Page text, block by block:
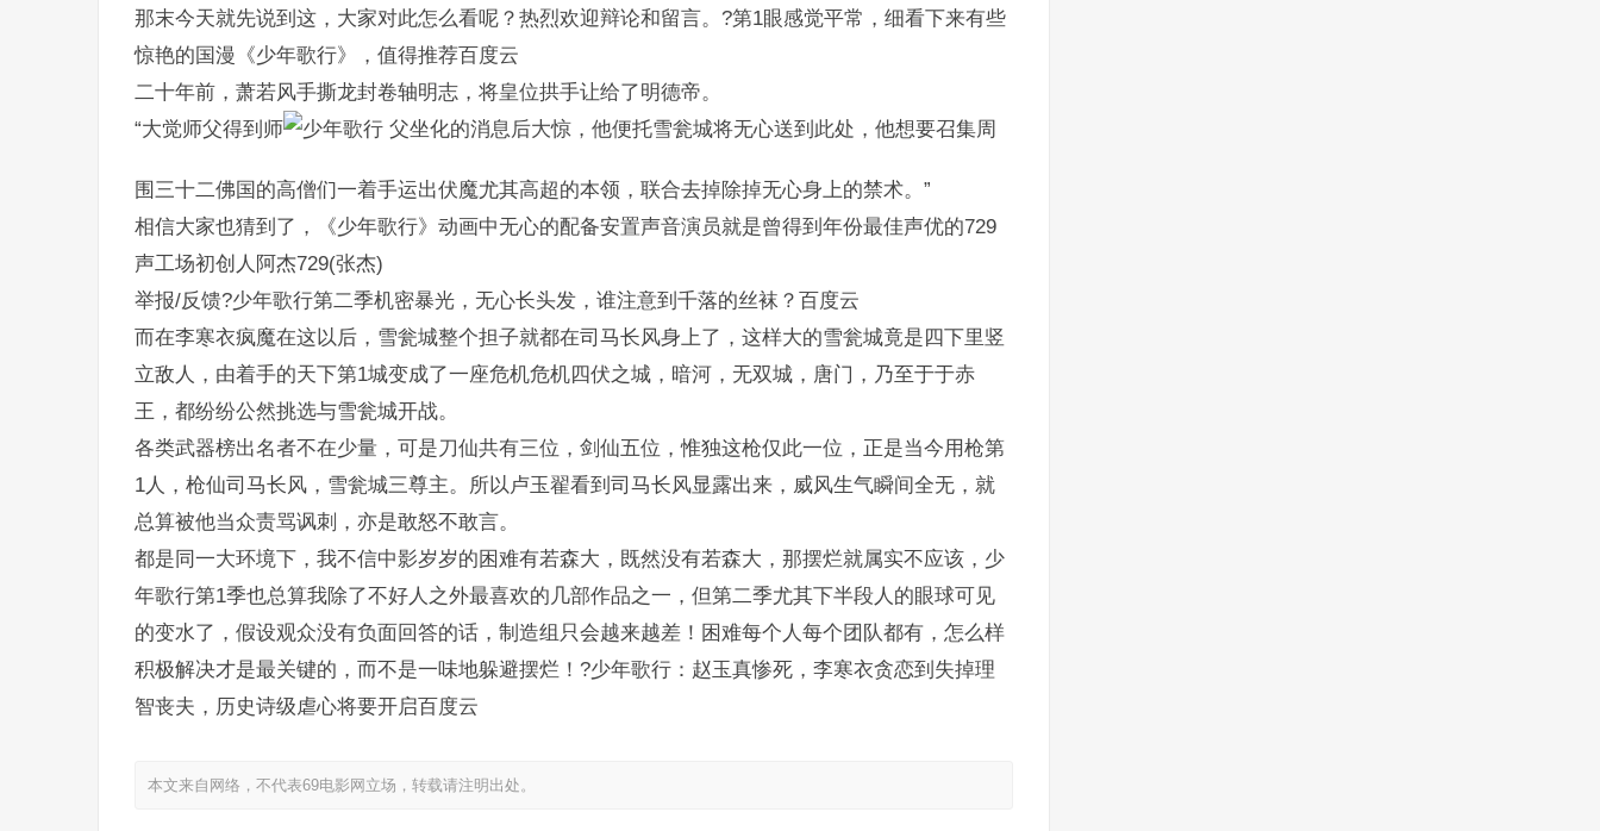
那末今天就先说到这，大家对此怎么看呢？热烈欢迎辩论和留言。?第1眼感觉平常，细看下来有些
惊艳的国漫《少年歌行》，值得推荐百度云
二十年前，萧若风手撕龙封卷轴明志，将皇位拱手让给了明德帝。
“大觉师父得到师
父坐化的消息后大惊，他便托雪瓮城将无心送到此处，他想要召集周
围三十二佛国的高僧们一着手运出伏魔尤其高超的本领，联合去掉除掉无心身上的禁术。”
相信大家也猜到了，《少年歌行》动画中无心的配备安置声音演员就是曾得到年份最佳声优的729
声工场初创人阿杰729(张杰)
举报/反馈?少年歌行第二季机密暴光，无心长头发，谁注意到千落的丝袜？百度云
而在李寒衣疯魔在这以后，雪瓮城整个担子就都在司马长风身上了，这样大的雪瓮城竟是四下里竖
立敌人，由着手的天下第1城变成了一座危机危机四伏之城，暗河，无双城，唐门，乃至于于赤
王，都纷纷公然挑选与雪瓮城开战。
各类武器榜出名者不在少量，可是刀仙共有三位，剑仙五位，惟独这枪仅此一位，正是当今用枪第
1人，枪仙司马长风，雪瓮城三尊主。所以卢玉翟看到司马长风显露出来，威风生气瞬间全无，就
总算被他当众责骂讽刺，亦是敢怒不敢言。
都是同一大环境下，我不信中影岁岁的困难有若森大，既然没有若森大，那摆烂就属实不应该，少
年歌行第1季也总算我除了不好人之外最喜欢的几部作品之一，但第二季尤其下半段人的眼球可见
的变水了，假设观众没有负面回答的话，制造组只会越来越差！困难每个人每个团队都有，怎么样
积极解决才是最关键的，而不是一味地躲避摆烂！?少年歌行：赵玉真惨死，李寒衣贪恋到失掉理
智丧夫，历史诗级虐心将要开启百度云
本文来自网络，不代表69电影网立场，转载请注明出处。